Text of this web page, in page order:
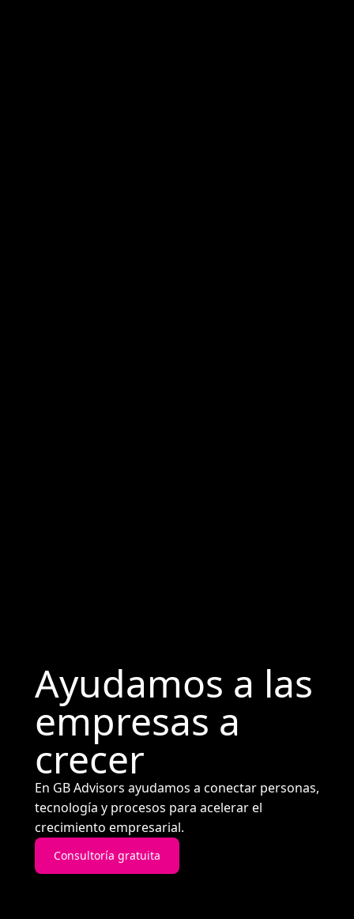
Ayudamos a las
empresas a
crecer
En GB Advisors ayudamos a conectar personas,
tecnología y procesos para acelerar el
crecimiento empresarial.
Consultoría gratuita